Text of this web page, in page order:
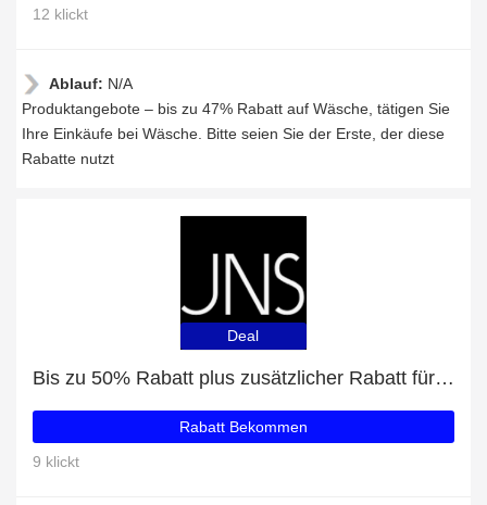
12 klickt
Ablauf: N/A
Produktangebote – bis zu 47% Rabatt auf Wäsche, tätigen Sie
Ihre Einkäufe bei Wäsche. Bitte seien Sie der Erste, der diese
Rabatte nutzt
Deal
Bis zu 50% Rabatt plus zusätzlicher Rabatt für adidas U_Path Run
Rabatt Bekommen
9 klickt